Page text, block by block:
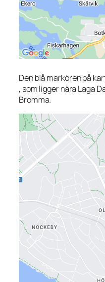
Den blå markören på
, som ligger nära Laga
Bromma.